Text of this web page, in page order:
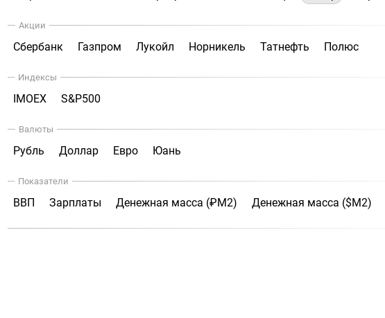
Акции
Сбербанк Газпром Лукойл Норникель Татнефть Полюс
Индексы
IMOEX S&P500
Валюты
Рубль Доллар Евро Юань
Показатели
ВВП Зарплаты Денежная масса (₽М2) Денежная масса ($М2)